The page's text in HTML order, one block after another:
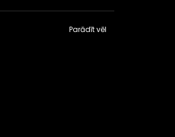
Parādīt vēl